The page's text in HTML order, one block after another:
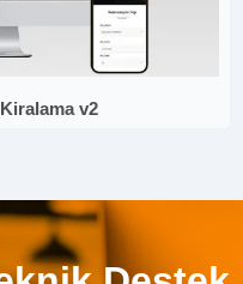
v2